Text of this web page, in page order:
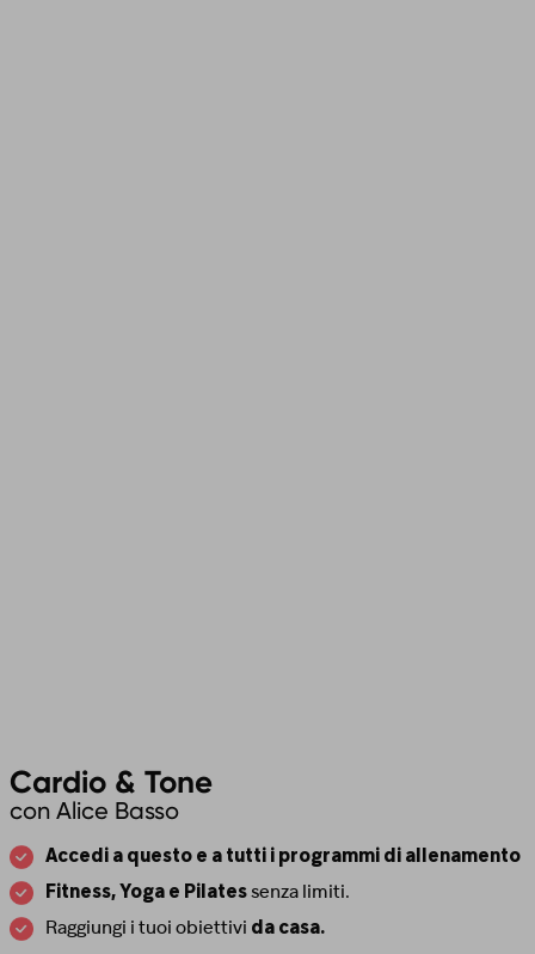
Cardio & Tone
con Alice Basso
Accedi a questo e a tutti i programmi di allenamento
Fitness, Yoga e Pilates senza limiti.
Raggiungi i tuoi obiettivi da casa.